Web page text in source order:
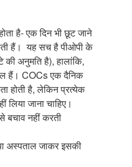
है- एक दिन भी छूट जाने
हैं। यह सच है पीओपी के
की अनुमति है), हालांकि,
हैं। COCs एक दैनिक
होती है, लेकिन प्रत्येक
लिया जाना चाहिए।
बचाव नहीं करती
अस्पताल जाकर इसकी